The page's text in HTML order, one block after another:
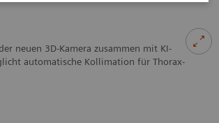
neuen 3D-Kamera zusammen mit KI-
automatische Kollimation für Thorax-